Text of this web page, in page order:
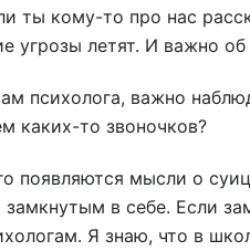
ты кому-то про нас
угрозы летят. И важно
психолога, важно
каких-то звоночков?
появляются мысли о
замкнутым в себе. Если
Я знаю, что в